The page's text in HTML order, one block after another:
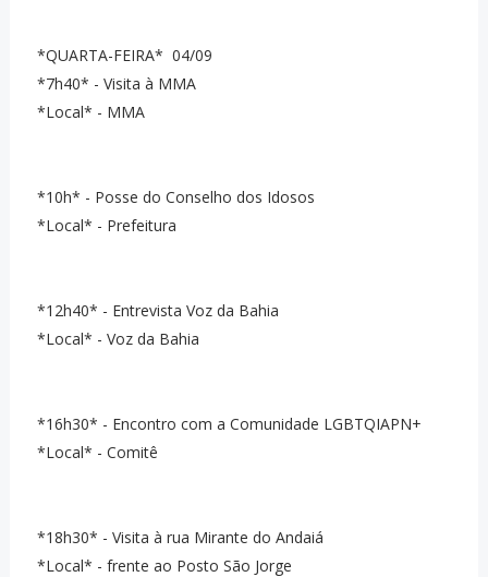
*QUARTA-FEIRA* 04/09
*7h40* - Visita à MMA
*Local* - MMA
*10h* - Posse do Conselho dos Idosos
*Local* - Prefeitura
*12h40* - Entrevista Voz da Bahia
*Local* - Voz da Bahia
*16h30* - Encontro com a Comunidade LGBTQIAPN+
*Local* - Comitê
*18h30* - Visita à rua Mirante do Andaiá
*Local* - frente ao Posto São Jorge